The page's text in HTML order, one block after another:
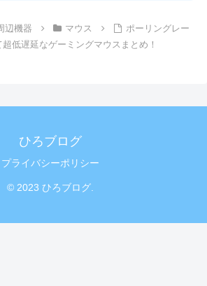
辺機器 マウス
ポーリングレー
超低遅延なゲーミングマウスまとめ！
ひろブログ
プライバシーポリシー
© 2023 ひろブログ.